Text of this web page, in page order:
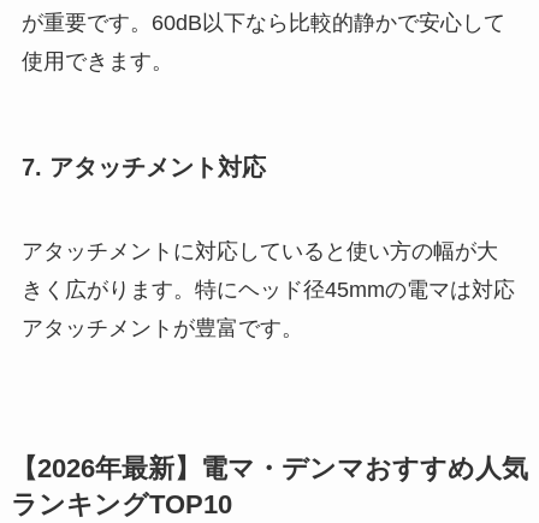
が重要です。60dB以下なら比較的静かで安心して
使用できます。
7. アタッチメント対応
アタッチメントに対応していると使い方の幅が大
きく広がります。特にヘッド径45mmの電マは対応
アタッチメントが豊富です。
【2026年最新】電マ・デンマおすすめ人気
ランキングTOP10